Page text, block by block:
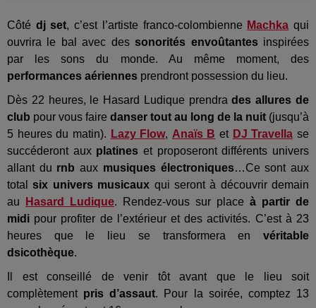
Côté dj set, c’est l’artiste franco-colombienne Machka qui
ouvrira le bal avec dessonorités envoûtantesinspirées
par les sons du monde. Au même moment, des
performances aériennes prendront possession du lieu.
Dès 22 heures, le Hasard Ludique prendrades allures de
club pour vous faire danser tout au long de la nuit (jusqu’à
5 heures du matin). Lazy Flow, Anaïs B et DJ Travella se
succéderont aux platineset proposeront différents univers
allant du rnbaux musiques électroniques…Ce sont aux
totalsix univers musicaux qui seront à découvrir demain
au
Hasard Ludique. Rendez-vous sur place à partir de
midi pour profiter de l’extérieur et des activités. C’est à 23
heures que le lieu se transformera en véritable
dsicothèque.
Il est conseillé de venir tôt avant que le lieu soit
complètement pris d’assaut. Pour la soirée, comptez 13